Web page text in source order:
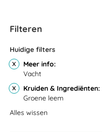
Filteren
Huidige filters
Meer info
Vacht
Kruiden & Ingrediënten
Groene leem
Alles wissen